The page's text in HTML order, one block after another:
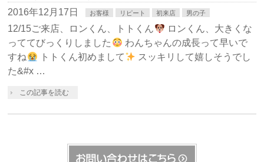
2016年12月17日 お客様 リピート 初来店 男の子
12/15ご来店、ロンくん、トトくん
ロンくん、大きくな
っててびっくりしました
わんちゃんの成長って早いで
すね
トトくん初めまして
スッキリして嬉しそうでし
た&#x …
この記事を読む